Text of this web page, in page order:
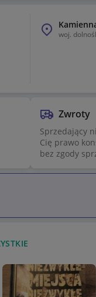
woj.
Zwroty
Sprzedający
Cię prawo
bez zgody